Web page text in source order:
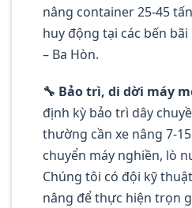
nâng container 25-45
huy động tại các bến
– Ba Hòn.
🔧 Bảo trì, di dời máy
định kỳ bảo trì dây
thường cần xe nâng 7-
chuyển máy nghiền, lò
Chúng tôi có đội kỹ
nâng để thực hiện trọn